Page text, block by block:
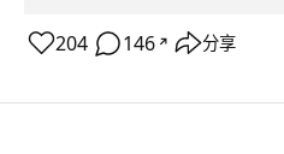
204 146 ↗ 分享